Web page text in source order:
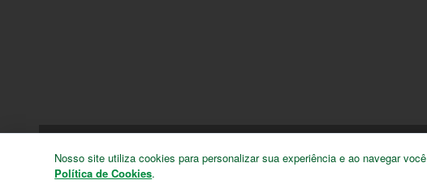
Nosso site utiliza cookies para personalizar sua experiência e ao navegar
Política de Cookies.